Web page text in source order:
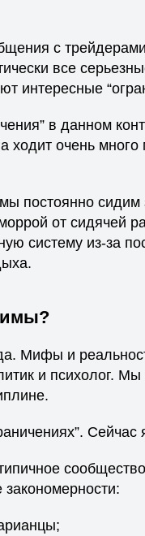
с
все
интересные
в данном
ходит очень
постоянно
от сидячей
систему из-за
Мифы и
и психолог.